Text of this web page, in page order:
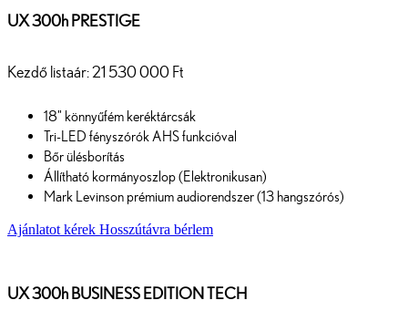
UX 300h PRESTIGE
Kezdő listaár: 21 530 000 Ft
18" könnyűfém keréktárcsák
Tri-LED fényszórók AHS funkcióval
Bőr ülésborítás
Állítható kormányoszlop (Elektronikusan)
Mark Levinson prémium audiorendszer (13 hangszórós)
Ajánlatot kérek Hosszútávra bérlem
UX 300h BUSINESS EDITION TECH